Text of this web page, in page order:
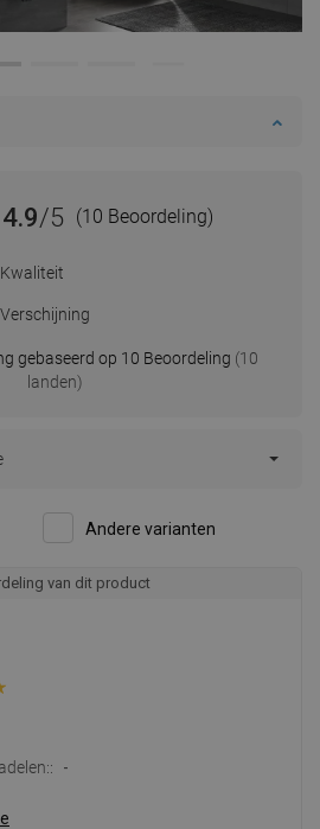
4.9/5 (10 Beoordeling)
gebaseerd op 10 Beoordeling (10
landen)
Kwaliteit
Verschijning
Andere varianten
van dit product
-